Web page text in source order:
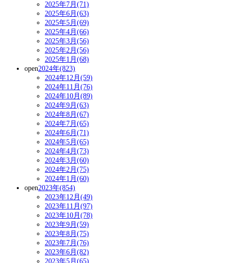
2025年7月(71)
2025年6月(63)
2025年5月(69)
2025年4月(66)
2025年3月(56)
2025年2月(56)
2025年1月(68)
open2024年(823)
2024年12月(59)
2024年11月(76)
2024年10月(89)
2024年9月(63)
2024年8月(67)
2024年7月(65)
2024年6月(71)
2024年5月(65)
2024年4月(73)
2024年3月(60)
2024年2月(75)
2024年1月(60)
open2023年(854)
2023年12月(49)
2023年11月(97)
2023年10月(78)
2023年9月(59)
2023年8月(75)
2023年7月(76)
2023年6月(82)
2023年5月(65)